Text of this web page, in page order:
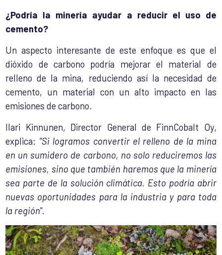
¿Podría la minería ayudar a reducir el uso de
cemento?
Un aspecto interesante de este enfoque es que el
dióxido de carbono podría mejorar el material de
relleno de la mina, reduciendo así la necesidad de
cemento, un material con un alto impacto en las
emisiones de carbono.
Ilari Kinnunen, Director General de FinnCobalt Oy,
explica: "Si logramos convertir el relleno de la mina
en un sumidero de carbono, no solo reduciremos las
emisiones, sino que también haremos que la minería
sea parte de la solución climática. Esto podría abrir
nuevas oportunidades para la industria y para toda
la región".